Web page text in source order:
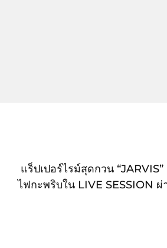
แร็ปเปอร์ไรม์สุดกวน
ไฟกะพริบใน LIVE SESSION ผ่